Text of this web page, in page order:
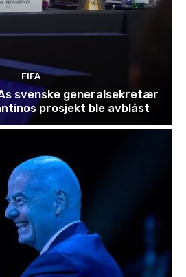
FIFA
svenske generalsekretær
prosjekt ble avblåst